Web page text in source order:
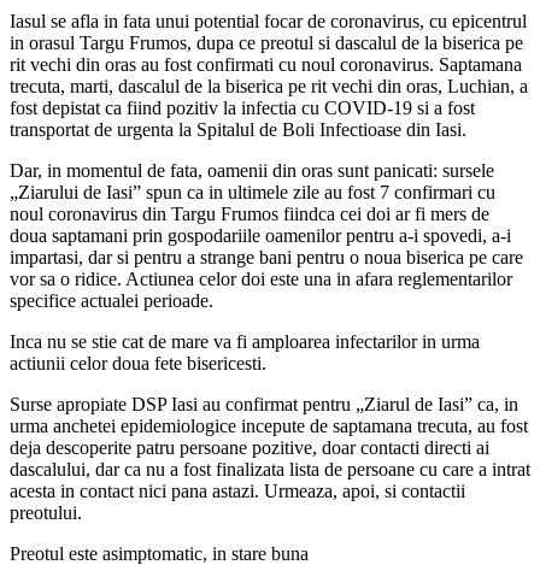
Iasul se afla in fata unui potential focar de coronavirus, cu epicentrul
in orasul Targu Frumos, dupa ce preotul si dascalul de la biserica pe
rit vechi din oras au fost confirmati cu noul coronavirus. Saptamana
trecuta, marti, dascalul de la biserica pe rit vechi din oras, Luchian, a
fost depistat ca fiind pozitiv la infectia cu COVID-19 si a fost
transportat de urgenta la Spitalul de Boli Infectioase din Iasi.
Dar, in momentul de fata, oamenii din oras sunt panicati: sursele
„Ziarului de Iasi” spun ca in ultimele zile au fost 7 confirmari cu
noul coronavirus din Targu Frumos fiindca cei doi ar fi mers de
doua saptamani prin gospodariile oamenilor pentru a-i spovedi, a-i
impartasi, dar si pentru a strange bani pentru o noua biserica pe care
vor sa o ridice. Actiunea celor doi este una in afara reglementarilor
specifice actualei perioade.
Inca nu se stie cat de mare va fi amploarea infectarilor in urma
actiunii celor doua fete bisericesti.
Surse apropiate DSP Iasi au confirmat pentru „Ziarul de Iasi” ca, in
urma anchetei epidemiologice incepute de saptamana trecuta, au fost
deja descoperite patru persoane pozitive, doar contacti directi ai
dascalului, dar ca nu a fost finalizata lista de persoane cu care a intrat
acesta in contact nici pana astazi. Urmeaza, apoi, si contactii
preotului.
Preotul este asimptomatic, in stare buna